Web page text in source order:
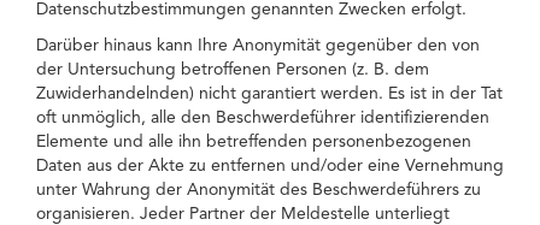
Datenschutzbestimmungen genannten Zwecken erfolgt.
Darüber hinaus kann Ihre Anonymität gegenüber den von
der Untersuchung betroffenen Personen (z. B. dem
Zuwiderhandelnden) nicht garantiert werden. Es ist in der Tat
oft unmöglich, alle den Beschwerdeführer identifizierenden
Elemente und alle ihn betreffenden personenbezogenen
Daten aus der Akte zu entfernen und/oder eine Vernehmung
unter Wahrung der Anonymität des Beschwerdeführers zu
organisieren. Jeder Partner der Meldestelle unterliegt